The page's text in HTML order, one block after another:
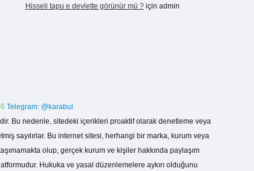
Hisseli tapu e devlette görünür mü ?için admin
Telegram: @karabul
Bu nedenle, sitedeki içerikleri proaktif olarak denetleme veya
sayılırlar. Bu internet sitesi, herhangi bir marka, kurum veya
olup, gerçek kurum ve kişiler hakkında paylaşım
Hukuka ve yasal düzenlemelere aykırı olduğunu